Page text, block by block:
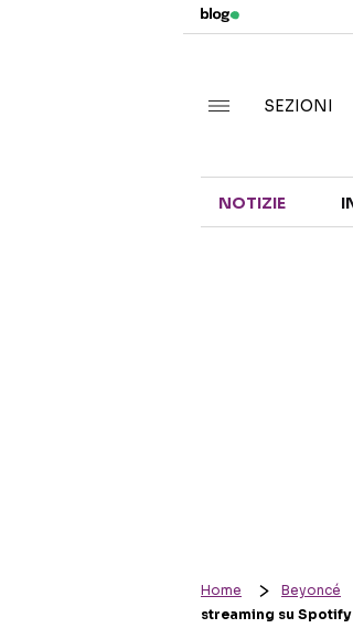
SEZIONI
NOTIZIE
Home Beyoncé
streaming su Spotify